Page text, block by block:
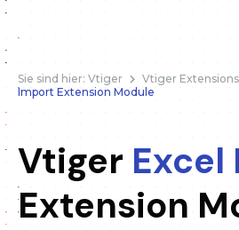
Sie sind hier: Vtiger Vtiger
Import Extension Module
Vtiger
Extension